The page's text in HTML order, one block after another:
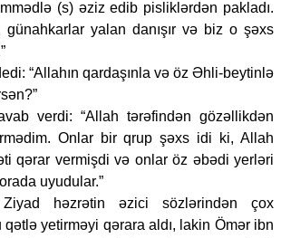
(s) əziz edib pisliklərdən pakladı.
günahkarlar yalan danışır və biz o şəxs
“Allahın qardaşınla və öz Əhli-beytinlə
verdi: “Allah tərəfindən gözəllikdən
Onlar bir qrup şəxs idi ki, Allah
qərar vermişdi və onlar öz əbədi yerləri
uyudular.”
həzrətin əzici sözlərindən çox
yetirməyi qərara aldı, lakin Ömər ibn